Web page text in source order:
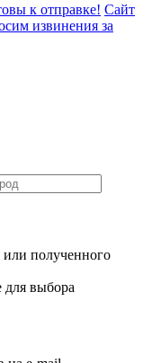
к отправке! Сайт
извинения за
или полученного
выбора